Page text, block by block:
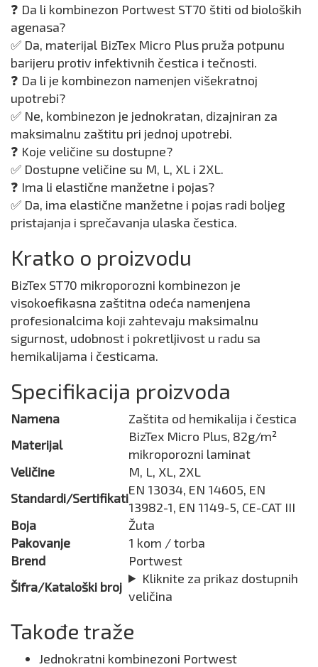
❓ Da li kombinezon Portwest ST70 štiti od bioloških
agenasa?
✅ Da, materijal BizTex Micro Plus pruža potpunu
barijeru protiv infektivnih čestica i tečnosti.
❓ Da li je kombinezon namenjen višekratnoj
upotrebi?
✅ Ne, kombinezon je jednokratan, dizajniran za
maksimalnu zaštitu pri jednoj upotrebi.
❓ Koje veličine su dostupne?
✅ Dostupne veličine su M, L, XL i 2XL.
❓ Ima li elastične manžetne i pojas?
✅ Da, ima elastične manžetne i pojas radi boljeg
pristajanja i sprečavanja ulaska čestica.
Kratko o proizvodu
BizTex ST70 mikroporozni kombinezon je
visokoefikasna zaštitna odeća namenjena
profesionalcima koji zahtevaju maksimalnu
sigurnost, udobnost i pokretljivost u radu sa
hemikalijama i česticama.
Specifikacija proizvoda
Namena
Zaštita od hemikalija i čestica
Materijal
BizTex Micro Plus, 82g/m²
mikroporozni laminat
Veličine
M, L, XL, 2XL
Standardi/Sertifikati
EN 13034, EN 14605, EN
13982-1, EN 1149-5, CE-CAT III
Boja
Žuta
Pakovanje
1 kom / torba
Brend
Portwest
Šifra/Kataloški broj
Kliknite za prikaz dostupnih
veličina
Takođe traže
Jednokratni kombinezoni Portwest